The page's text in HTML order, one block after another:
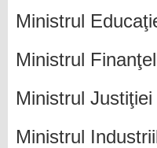
Ministrul
Ministrul
Ministrul
Ministrul